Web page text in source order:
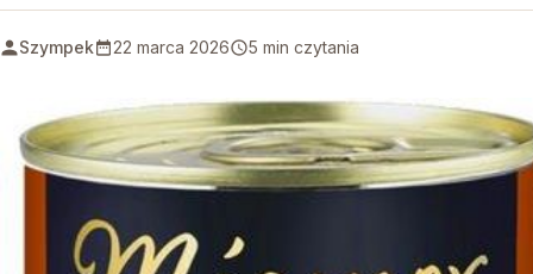
Szympek 22 marca 2026 5 min czytania